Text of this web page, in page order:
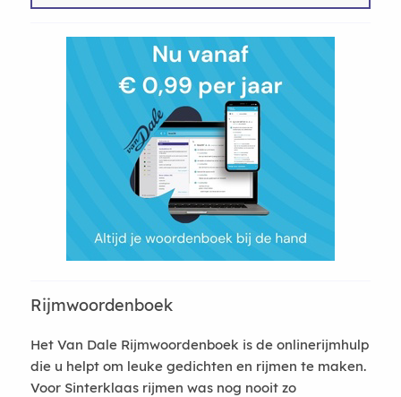
Rijmwoordenboek
Het Van Dale Rijmwoordenboek is de onlinerijmhulp
die u helpt om leuke gedichten en rijmen te maken.
Voor Sinterklaas rijmen was nog nooit zo